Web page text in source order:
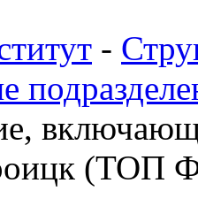
-
(ТОП